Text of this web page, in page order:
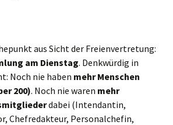
aus Sicht der Freienvertretung:
am Dienstag. Denkwürdig in
Noch nie haben mehr Menschen
200). Noch nie waren mehr
dabei (Intendantin,
Chefredakteur, Personalchefin,